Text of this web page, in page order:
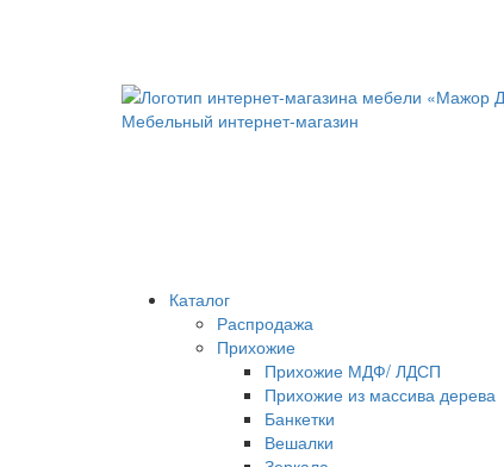
Мебельный интернет-магазин
Каталог
Распродажа
Прихожие
Прихожие МДФ/ ЛДСП
Прихожие из массива дерева
Банкетки
Вешалки